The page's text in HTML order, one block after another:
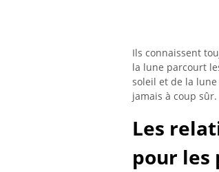
Ils connaissent
la lune parcourt
soleil et de la
jamais à coup
Les
pour les